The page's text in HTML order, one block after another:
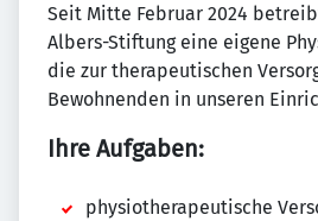
Seit Mitte Februar 2024
Albers-Stiftung eine eigene
die zur therapeutischen
Bewohnenden in unseren
Ihre Aufgaben:
physiotherapeutische